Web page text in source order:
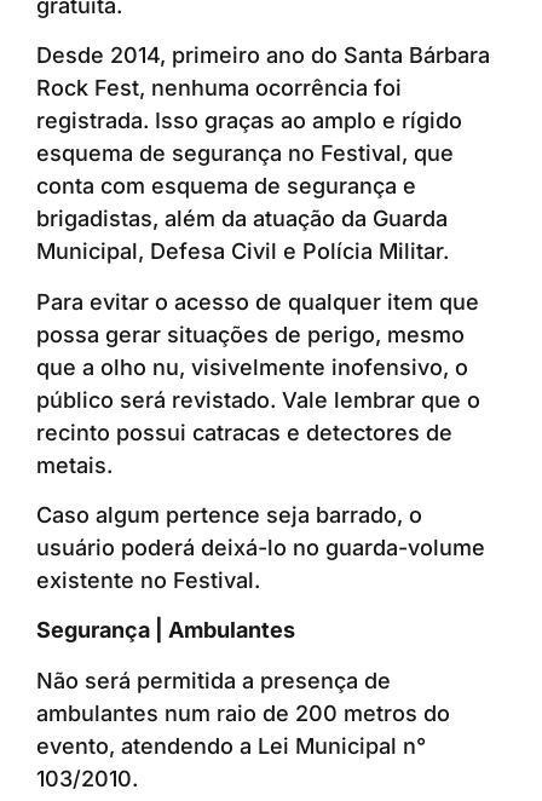
gratuita.
Desde 2014, primeiro ano do Santa Bárbara
Rock Fest, nenhuma ocorrência foi
registrada. Isso graças ao amplo e rígido
esquema de segurança no Festival, que
conta com esquema de segurança e
brigadistas, além da atuação da Guarda
Municipal, Defesa Civil e Polícia Militar.
Para evitar o acesso de qualquer item que
possa gerar situações de perigo, mesmo
que a olho nu, visivelmente inofensivo, o
público será revistado. Vale lembrar que o
recinto possui catracas e detectores de
metais.
Caso algum pertence seja barrado, o
usuário poderá deixá-lo no guarda-volume
existente no Festival.
Segurança | Ambulantes
Não será permitida a presença de
ambulantes num raio de 200 metros do
evento, atendendo a Lei Municipal n°
103/2010.